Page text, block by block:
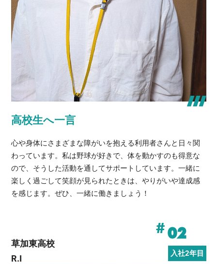
高校生へ一言
心や身体にさまざまな障がいを抱える利用者さんと日々関
わっています。私は野球が好きで、体を動かすのも得意な
ので、そうした活動を通してサポートしています。一緒に
楽しく過ごして笑顔が見られたときは、やりがいや達成感
を感じます。ぜひ、一緒に働きましょう！
草加東高校
R.I
#02
入社2年目